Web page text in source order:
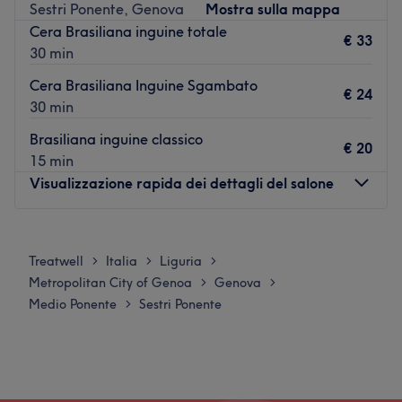
1/AUTOSTRADA.
Il team: Uno staff professionale e cortese si prende cura
di ogni cliente con trattamenti estetici personalizzati.
I punti forti del salone: Ambiente: elegante e raffinato.
Specializzato in: manicure, pedicure, depilazione laser.
Ruck Peclavus Podocare, Epilcera e Fitomediterranea
Ondapulsante.
Sestri Ponente, Genova
Mostra sulla mappa
Cera Brasiliana inguine totale
30 min
€ 33
Cera Brasiliana Inguine Sgambato
30 min
€ 24
Brasiliana inguine classico
15 min
€ 20
Visualizzazione rapida dei dettagli del salone
Martedì
Mercoledì
09:00
Giovedì
Treatwell > Italia > Liguria >
Metropolitan City of Genoa > Genova >
Medio Ponente > Sestri Ponente